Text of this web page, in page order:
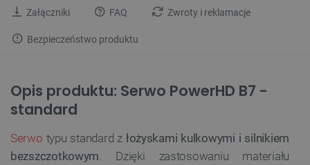
Załączniki FAQ Zwroty i reklamacje
Bezpieczeństwo produktu
Opis produktu: Serwo PowerHD B7 -
standard
Serwo typu standard z łożyskami kulkowymi i silnikiem
bezszczotkowym. Dzięki zastosowaniu materiału